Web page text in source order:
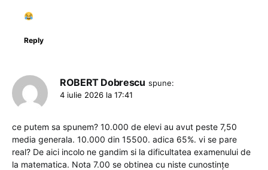
Reply
ROBERT Dobrescu spune:
4 iulie 2026 la 17:41
ce putem sa spunem? 10.000 de elevi au avut peste 7,50
media generala. 10.000 din 15500. adica 65%. vi se pare
real? De aici incolo ne gandim si la dificultatea examenului de
la matematica. Nota 7.00 se obtinea cu niste cunostințe